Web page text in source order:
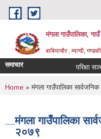
Skip to main content
मंगला गाउँपालिका, गाउँ
बाबियाचौर , म्याग्दी,
समाचार परिक्षा
You are here
Home » मंगला गाउँपालिका
मंगला गाउँपालिका
२०७९